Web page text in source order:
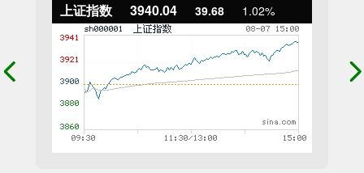
上证指数 3940.04 39.68 1.02%